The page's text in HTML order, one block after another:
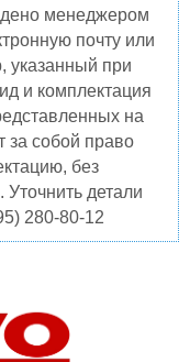
менеджером
почту или
указанный при
и комплектация
на
за собой право
без
детали
280-80-12